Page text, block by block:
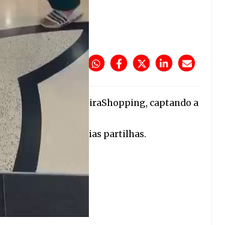
cabra no MadeiraShopping, captando a
estão a gerar várias partilhas.